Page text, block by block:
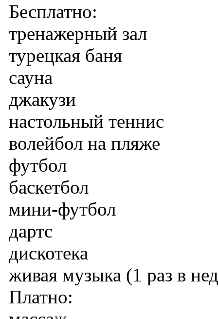
Бесплатно:
тренажерный зал
турецкая баня
сауна
джакузи
настольный теннис
волейбол на пляже
футбол
баскетбол
мини-футбол
дартс
дискотека
живая музыка (1 раз в
Платно: